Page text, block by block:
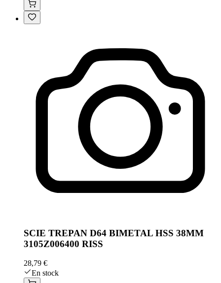
SCIE TREPAN D64 BIMETAL HSS 38MM
3105Z006400 RISS
28,79 €
En stock